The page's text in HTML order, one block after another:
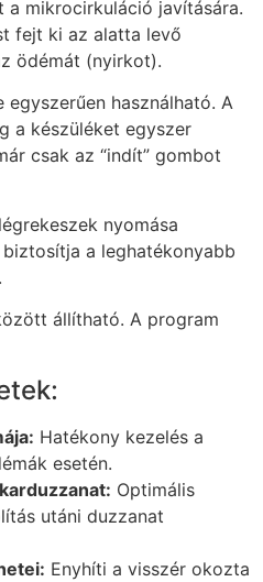
a mikrocirkuláció javítására.
fejt ki az alatta levő
ödémát (nyirkot).
egyszerűen használható. A
a készüléket egyszer
csak az “indít” gombot
nyomása
a leghatékonyabb
állítható. A program
Hatékony kezelés a
esetén.
Optimális
utáni duzzanat
Enyhíti a visszér okozta